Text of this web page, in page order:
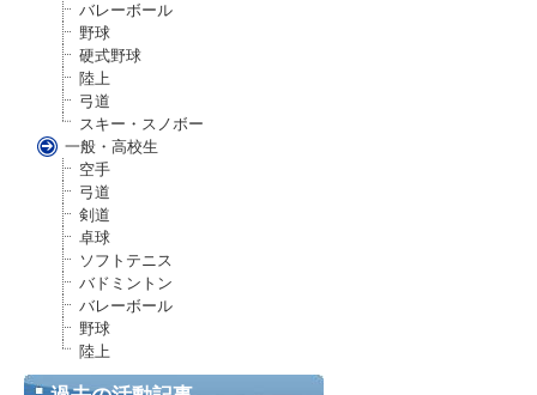
バレーボール
野球
硬式野球
陸上
弓道
スキー・スノボー
一般・高校生
空手
弓道
剣道
卓球
ソフトテニス
バドミントン
バレーボール
野球
陸上